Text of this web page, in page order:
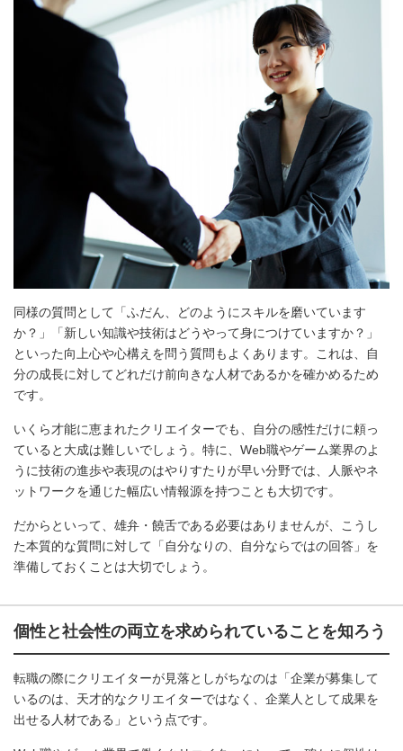
同様の質問として「ふだん、どのようにスキルを磨いています
か？」「新しい知識や技術はどうやって身につけていますか？」
といった向上心や心構えを問う質問もよくあります。これは、自
分の成長に対してどれだけ前向きな人材であるかを確かめるため
です。
いくら才能に恵まれたクリエイターでも、自分の感性だけに頼っ
ていると大成は難しいでしょう。特に、Web職やゲーム業界のよ
うに技術の進歩や表現のはやりすたりが早い分野では、人脈やネ
ットワークを通じた幅広い情報源を持つことも大切です。
だからといって、雄弁・饒舌である必要はありませんが、こうし
た本質的な質問に対して「自分なりの、自分ならではの回答」を
準備しておくことは大切でしょう。
個性と社会性の両立を求められていることを知ろう
転職の際にクリエイターが見落としがちなのは「企業が募集して
いるのは、天才的なクリエイターではなく、企業人として成果を
出せる人材である」という点です。